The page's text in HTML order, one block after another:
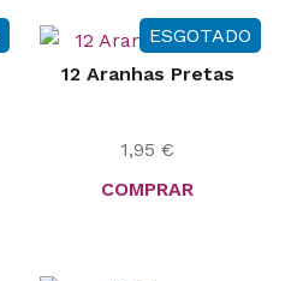
ESGOTADO
12 Aranhas Pretas
1,95 €
COMPRAR